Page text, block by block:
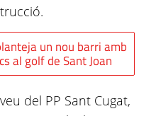
un nou barri amb
al golf de Sant Joan
del PP Sant Cugat,